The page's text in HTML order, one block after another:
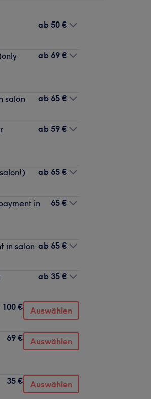
ab 50 €
ab 69 €
salon
ab 65 €
ab 59 €
ab 65 €
in
65 €
in salon ab 65 €
ab 35 €
100 € Auswählen
69 € Auswählen
35 € Auswählen